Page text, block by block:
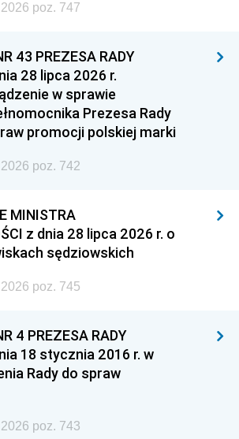
poz. 747
43 PREZESA RADY
28 lipca 2026 r.
w sprawie
Prezesa Rady
promocji polskiej marki
poz. 742
MINISTRA
z dnia 28 lipca 2026 r. o
sędziowskich
poz. 745
4 PREZESA RADY
18 stycznia 2016 r. w
Rady do spraw
poz. 743